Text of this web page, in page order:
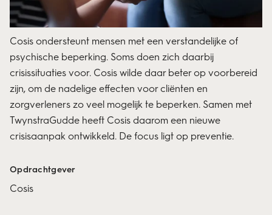
Cosis ondersteunt mensen met een verstandelijke of
psychische beperking. Soms doen zich daarbij
crisissituaties voor. Cosis wilde daar beter op voorbereid
zijn, om de nadelige effecten voor cliënten en
zorgverleners zo veel mogelijk te beperken. Samen met
TwynstraGudde heeft Cosis daarom een nieuwe
crisisaanpak ontwikkeld. De focus ligt op preventie.
Opdrachtgever
Cosis